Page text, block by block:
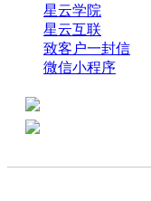
星云学院
星云互联
致客户一封信
微信小程序